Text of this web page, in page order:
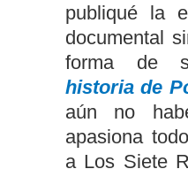
publiqué la
documental
forma de
historia de
aún no
apasiona
a Los Siete